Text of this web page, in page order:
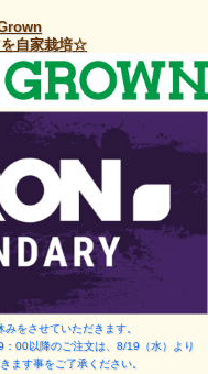
を自家栽培☆
みをさせていただきます。
00以降のご注文は、8/19（水）より
ます事をご了承ください。